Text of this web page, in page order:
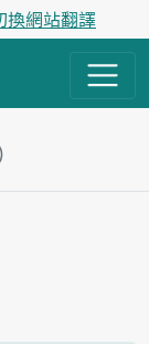
換網站翻譯